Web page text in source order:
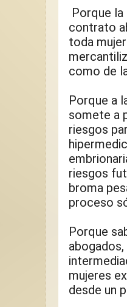
Porque
contrato
toda
como de
Porque a
somete a
riesgos
riesgos
broma
proceso
Porque
mujeres
desde un